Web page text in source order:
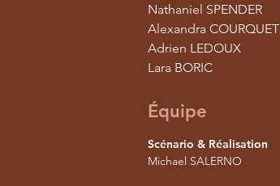
Nathaniel SPENDER
Alexandra COURQUET
Adrien LEDOUX
Lara BORIC
Équipe
Scénario & Réalisation
Michael SALERNO